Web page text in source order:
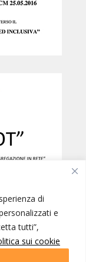
di
e
tutti”,
sui cookie
OF TOURISM SRL -
- GORIZIA p.iva